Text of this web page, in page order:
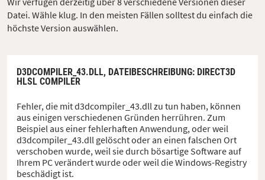
Datei. Wähle klug. In den meisten Fällen solltest du einfach die
höchste Version auswählen.
D3DCOMPILER_43.DLL, DATEIBESCHREIBUNG: DIRECT3D
HLSL COMPILER
Fehler, die mit d3dcompiler_43.dll zu tun haben, können
aus einigen verschiedenen Gründen herrühren. Zum
Beispiel aus einer fehlerhaften Anwendung, oder weil
d3dcompiler_43.dll gelöscht oder an einen falschen Ort
verschoben wurde, weil sie durch bösartige Software auf
Ihrem PC verändert wurde oder weil die Windows-Registry
beschädigt ist.